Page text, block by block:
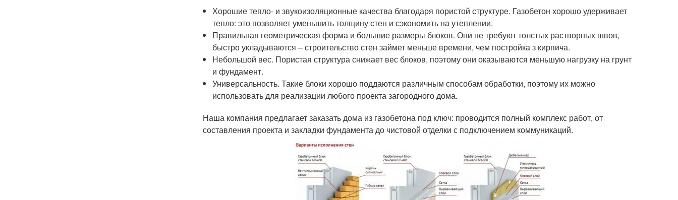
Хорошие тепло- и звукоизоляционные качества благодаря пористой структуре. Газобетон хорошо удерживает
тепло: это позволяет уменьшить толщину стен и сэкономить на утеплении.
Правильная геометрическая форма и большие размеры блоков. Они не требуют толстых растворных швов,
быстро укладываются – строительство стен займет меньше времени, чем постройка з кирпича.
Небольшой вес. Пористая структура снижает вес блоков, поэтому они оказываются меньшую нагрузку на грунт
и фундамент.
Универсальность. Такие блоки хорошо поддаются различным способам обработки, поэтому их можно
использовать для реализации любого проекта загородного дома.
Наша компания предлагает заказать дома из газобетона под ключ: проводится полный комплекс работ, от
составления проекта и закладки фундамента до чистовой отделки с подключением коммуникаций.